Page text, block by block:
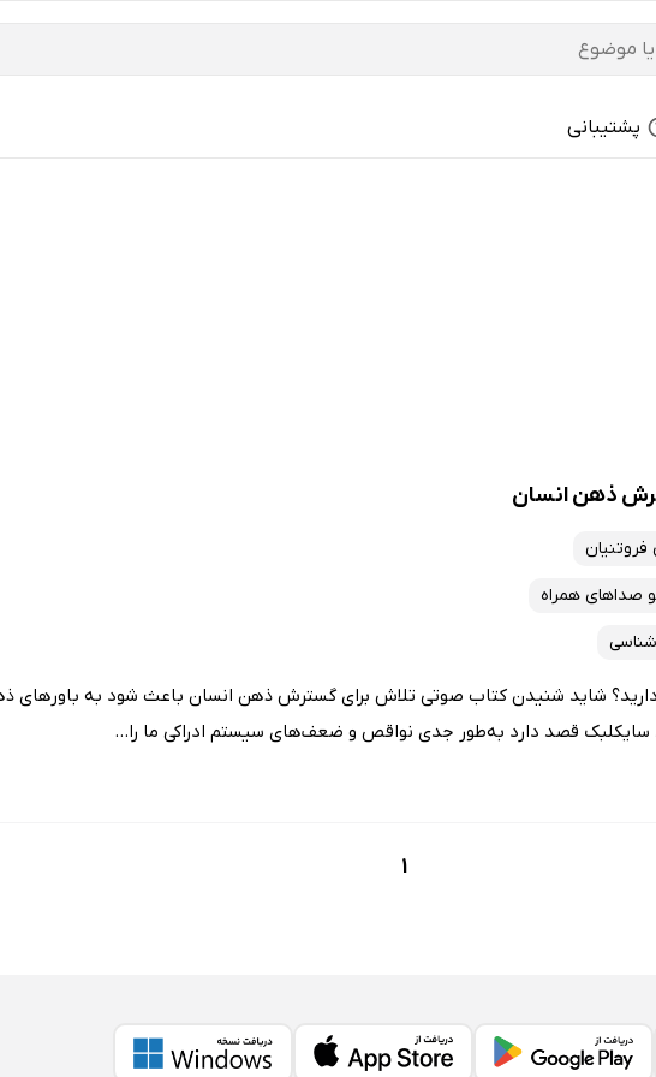
پشتیبانی
ذهن انسان
صداهای همراه
دارید؟ شاید شنیدن کتاب صوتی تلاش برای گسترش ذهن انسان باعث شود به باورهای
سایکلبک قصد دارد به‌طور جدی نواقص و ضعف‌های سیستم ادراکی ما را...
1